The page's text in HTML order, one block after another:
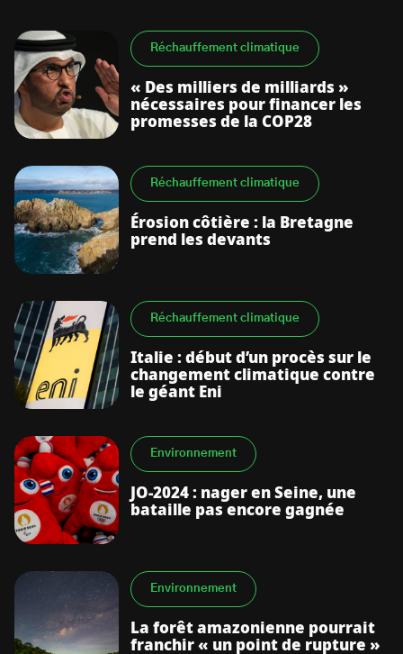
Réchauffement climatique
« Des milliers de milliards »
nécessaires pour financer les
promesses de la COP28
Réchauffement climatique
Érosion côtière : la Bretagne
prend les devants
Réchauffement climatique
Italie : début d’un procès sur le
changement climatique contre
le géant Eni
Environnement
JO-2024 : nager en Seine, une
bataille pas encore gagnée
Environnement
La forêt amazonienne pourrait
franchir « un point de rupture »